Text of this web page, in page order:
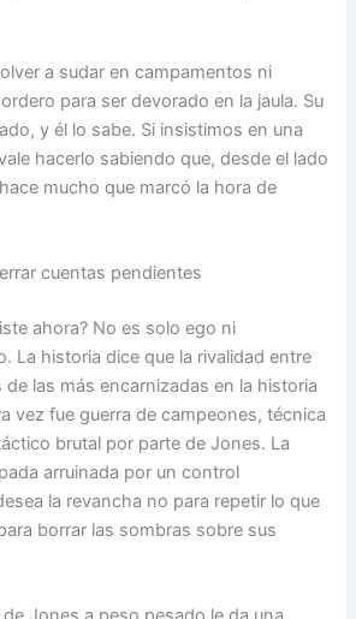
a sudar en campamentos ni
para ser devorado en la jaula. Su
y él lo sabe. Si insistimos en una
hacerlo sabiendo que, desde el lado
mucho que marcó la hora de
cuentas pendientes
ahora? No es solo ego ni
La historia dice que la rivalidad entre
las más encarnizadas en la historia
vez fue guerra de campeones, técnica
brutal por parte de Jones. La
arruinada por un control
la revancha no para repetir lo que
borrar las sombras sobre sus